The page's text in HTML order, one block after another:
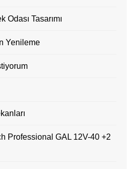
Odası Tasarımı
Yenileme
Professional GAL 12V-40 +2